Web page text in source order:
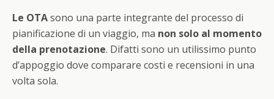
Le OTAsono una parte integrante del processo di
pianificazione di un viaggio, ma non solo al momento
della prenotazione. Difatti sono un utilissimo punto
d’appoggio dove comparare costi e recensioni in una
volta sola.